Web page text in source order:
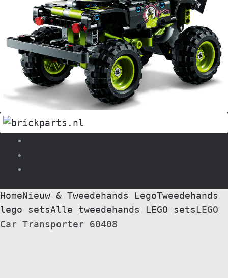
Home Nieuw & Tweedehands LegoTweedehands
lego setsAlle tweedehands LEGO sets LEGO
Car Transporter 60408